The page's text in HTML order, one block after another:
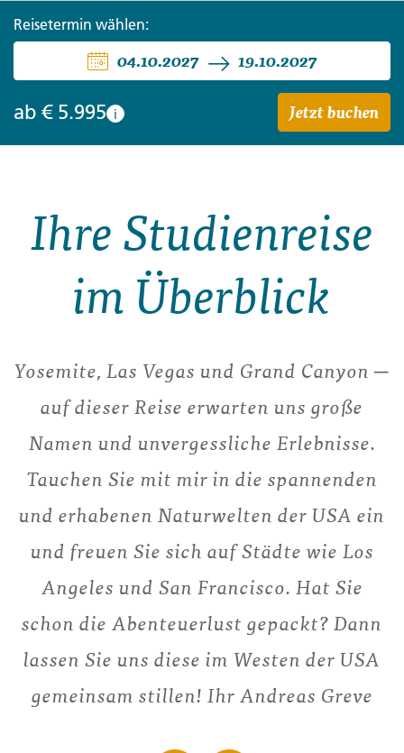
Der imposante Westen der USA
Reisetermin wählen:
04.10.2027 19.10.2027
ab € 5.995 i Jetzt buchen
Ihre Studienreise
im Überblick
Yosemite, Las Vegas und Grand Canyon ─
auf dieser Reise erwarten uns große
Namen und unvergessliche Erlebnisse.
Tauchen Sie mit mir in die spannenden
und erhabenen Naturwelten der USA ein
und freuen Sie sich auf Städte wie Los
Angeles und San Francisco. Hat Sie
schon die Abenteuerlust gepackt? Dann
lassen Sie uns diese im Westen der USA
gemeinsam stillen! Ihr Andreas Greve